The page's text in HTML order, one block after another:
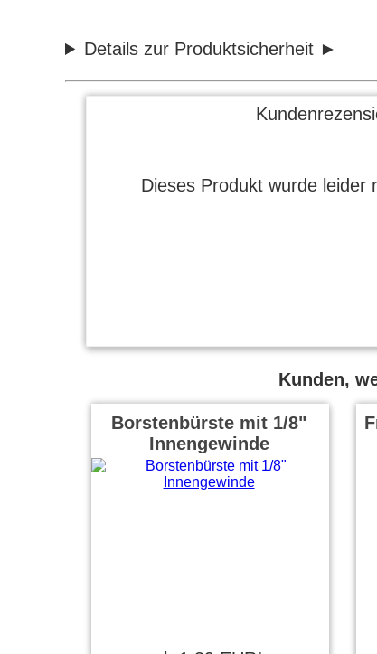
Details zur Produktsicherheit
Dieses Produkt wurde leider
Kunden,
Borstenbürste mit 1/8"
Innengewinde